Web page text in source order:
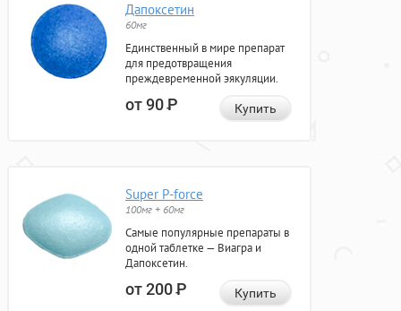
Дапоксетин
60мг
Единственный в мире препарат
для предотвращения
преждевременной эякуляции.
от 90Р Купить
Super P-force
100мг + 60мг
Самые популярные препараты в
одной таблетке — Виагра и
Дапоксетин.
от 200Р Купить